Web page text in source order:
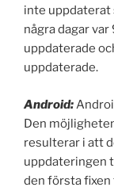
inte uppdaterat
några dagar
uppdaterade
uppdaterade.
Android:
Den
resulterar i att
uppdateringen
den första